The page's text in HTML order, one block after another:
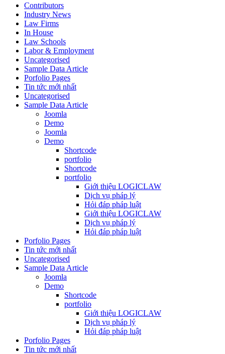
Contributors
Industry News
Law Firms
In House
Law Schools
Labor & Employment
Uncategorised
Sample Data Article
Porfolio Pages
Tin tức mới nhất
Uncategorised
Sample Data Article
Joomla
Demo
Joomla
Demo
Shortcode
portfolio
Shortcode
portfolio
Giới thiệu LOGICLAW
Dịch vụ pháp lý
Hỏi đáp pháp luật
Giới thiệu LOGICLAW
Dịch vụ pháp lý
Hỏi đáp pháp luật
Porfolio Pages
Tin tức mới nhất
Uncategorised
Sample Data Article
Joomla
Demo
Shortcode
portfolio
Giới thiệu LOGICLAW
Dịch vụ pháp lý
Hỏi đáp pháp luật
Porfolio Pages
Tin tức mới nhất